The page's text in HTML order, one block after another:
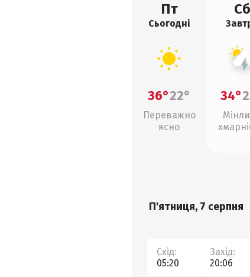
Пт
Сьогодні
36°22°
Переважно
ясно
Сб
34°
П'ятниця, 7 серпня
Схід:
05:20
Захід:
20:06